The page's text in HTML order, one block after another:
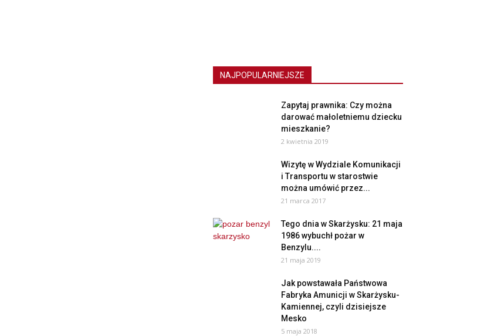
NAJPOPULARNIEJSZE
Zapytaj prawnika: Czy można
darować małoletniemu dziecku
mieszkanie?
2 kwietnia 2019
Wizytę w Wydziale Komunikacji
i Transportu w starostwie
można umówić przez...
21 marca 2017
Tego dnia w Skarżysku: 21 maja
1986 wybuchł pożar w
Benzylu....
21 maja 2019
Jak powstawała Państwowa
Fabryka Amunicji w Skarżysku-
Kamiennej, czyli dzisiejsze
Mesko
5 maja 2018